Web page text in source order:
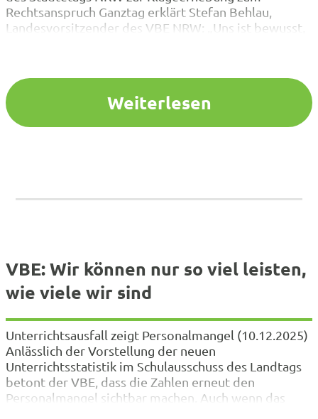
Rechtsanspruch Ganztag erklärt Stefan Behlau,
Landesvorsitzender des VBE NRW: „Uns ist bewusst,
Plätze zu sorgen. Entscheidend ist…
Weiterlesen
VBE: Wir können nur so viel leisten,
wie viele wir sind
Unterrichtsausfall zeigt Personalmangel (10.12.2025)
Anlässlich der Vorstellung der neuen
Unterrichtsstatistik im Schulausschuss des Landtags
betont der VBE, dass die Zahlen erneut den
Personalmangel sichtbar machen. Auch wenn das